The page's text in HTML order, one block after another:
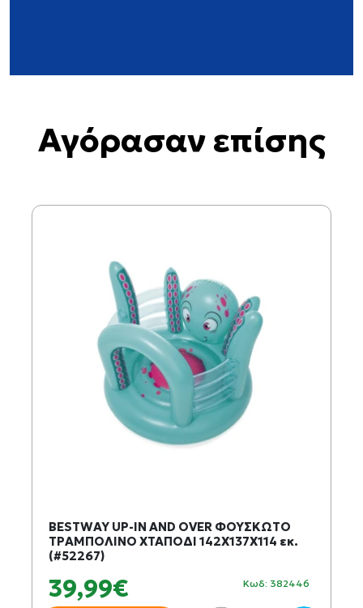
Αγόρασαν επίσης
BESTWAY UP-IN AND OVER ΦΟΥΣΚΩΤΟ
ΤΡΑΜΠΟΛΙΝΟ ΧΤΑΠΟΔΙ 142Χ137Χ114 εκ.
(#52267)
39,99€ Κωδ: 382446